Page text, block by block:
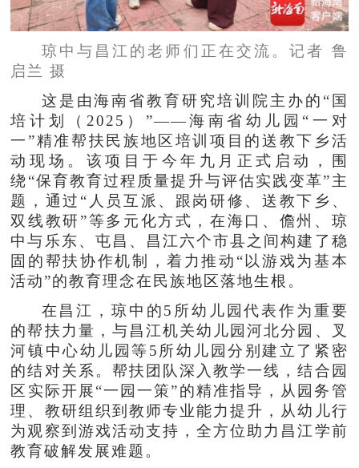
琼中与昌江的老师们正在交流。记者 鲁
启兰 摄
这是由海南省教育研究培训院主办的“国
培计划（2025）”——海南省幼儿园“一对
一”精准帮扶民族地区培训项目的送教下乡活
动现场。该项目于今年九月正式启动，围
绕“保育教育过程质量提升与评估实践变革”主
题，通过“人员互派、跟岗研修、送教下乡、
双线教研”等多元化方式，在海口、儋州、琼
中与乐东、屯昌、昌江六个市县之间构建了稳
固的帮扶协作机制，着力推动“以游戏为基本
活动”的教育理念在民族地区落地生根。
在昌江，琼中的5所幼儿园代表作为重要
的帮扶力量，与昌江机关幼儿园河北分园、叉
河镇中心幼儿园等5所幼儿园分别建立了紧密
的结对关系。帮扶团队深入教学一线，结合园
区实际开展“一园一策”的精准指导，从园务管
理、教研组织到教师专业能力提升，从幼儿行
为观察到游戏活动支持，全方位助力昌江学前
教育破解发展难题。